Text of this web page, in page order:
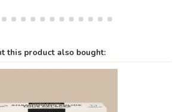
this product also bought: